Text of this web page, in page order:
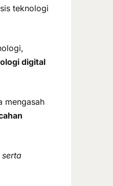
teknologi
digital
mengasah